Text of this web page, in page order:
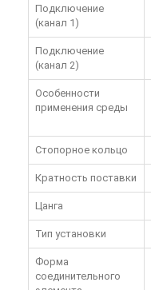
Подключение
(канал 1)
Подключение
(канал 2)
Особенности
применения среды
Стопорное кольцо
Кратность поставки
Цанга
Тип установки
Форма
соединительного